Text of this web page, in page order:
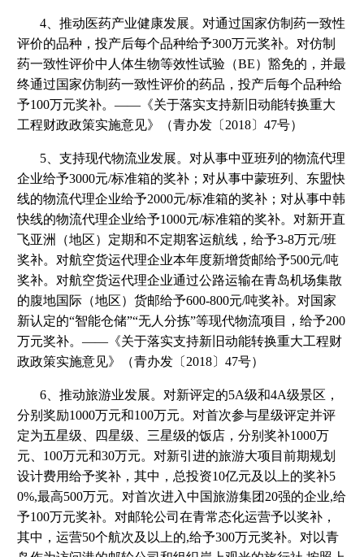
4、推动医药产业健康发展。对通过国家仿制药一致性
评价的品种，投产后每个品种给予300万元奖补。对仿制
药一致性评价中人体生物等效性试验（BE）豁免的，并最
终通过国家仿制药一致性评价的药品，投产后每个品种给
予100万元奖补。——《关于落实支持新旧动能转换重大
工程财政政策实施意见》（青办发〔2018〕47号）
5、支持现代物流业发展。对从事中亚班列的物流代理
企业给予3000元/标准箱的奖补；对从事中蒙班列、东盟快
线的物流代理企业给予2000元/标准箱的奖补；对从事中韩
快线的物流代理企业给予1000元/标准箱的奖补。对新开直
飞亚洲（地区）定期和不定期客运航线，给予3-8万元/班
奖补。对航空货运代理企业本年度新增货邮给予500元/吨
奖补。对航空货运代理企业通过公路运输在青岛机场集散
的腹地国际（地区）货邮给予600-800元/吨奖补。对国家
新认定的“智能仓储”“无人分拣”等现代物流项目，给予200
万元奖补。——《关于落实支持新旧动能转换重大工程财
政政策实施意见》（青办发〔2018〕47号）
6、推动旅游业发展。对新评定的5A级和4A级景区，
分别奖励1000万元和100万元。对首次参与星级评定并评
定为五星级、四星级、三星级的饭店，分别奖补1000万
元、100万元和30万元。对新引进的旅游大项目前期规划
设计费用给予奖补，其中，总投资10亿元及以上的奖补5
0%,最高500万元。对首次进入中国旅游集团20强的企业,给
予100万元奖补。对邮轮公司在青常态化运营予以奖补，
其中，运营50个航次及以上的,给予300万元奖补。对以青